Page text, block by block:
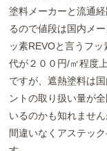
塗料メーカーと流通
るので値段は国内メ
ッ素REVOと言うフ
代が２００円/㎡程度
ですが、遮熱塗料は
ントの取り扱い量が
いるのかも知れませ
間違いなくアステッ